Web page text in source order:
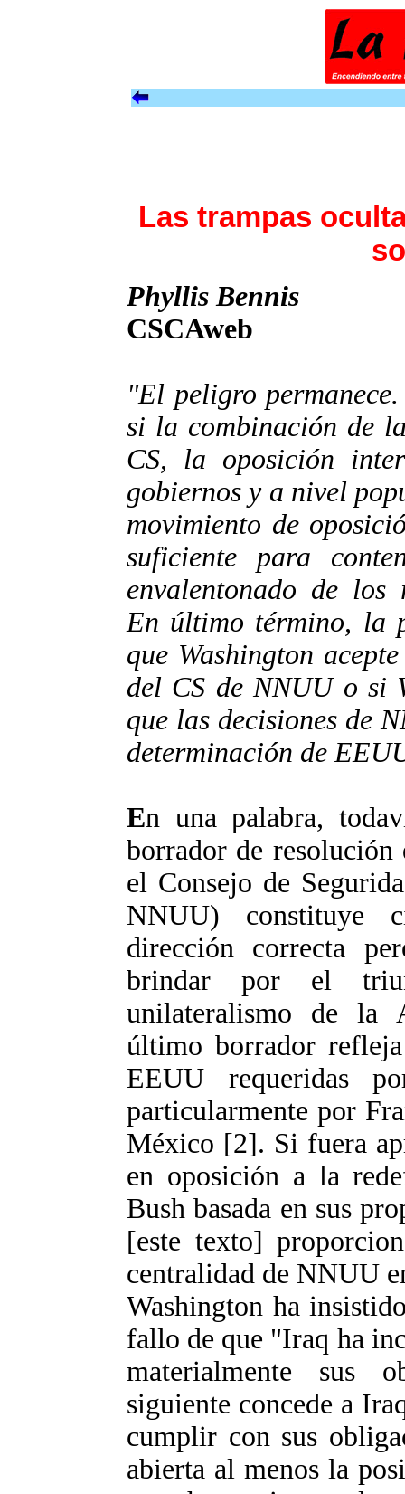
Las trampas
Phyllis Bennis
CSCAweb
"El peligro
si la combinación de
CS, la oposición
gobiernos y a nivel
movimiento de
suficiente para
envalentonado de los
En último término, la
que Washington
del CS de NNUU o si
que las decisiones de
determinación de
En una palabra,
borrador de resolución
el Consejo de
NNUU) constituye
dirección correcta
brindar por el
unilateralismo de la
último borrador
EEUU requeridas
particularmente por
México [2]. Si fuera
en oposición a la
Bush basada en sus
[este texto]
centralidad de NNUU
Washington ha
fallo de que "Iraq ha
materialmente sus
siguiente concede a
cumplir con sus
abierta al menos la